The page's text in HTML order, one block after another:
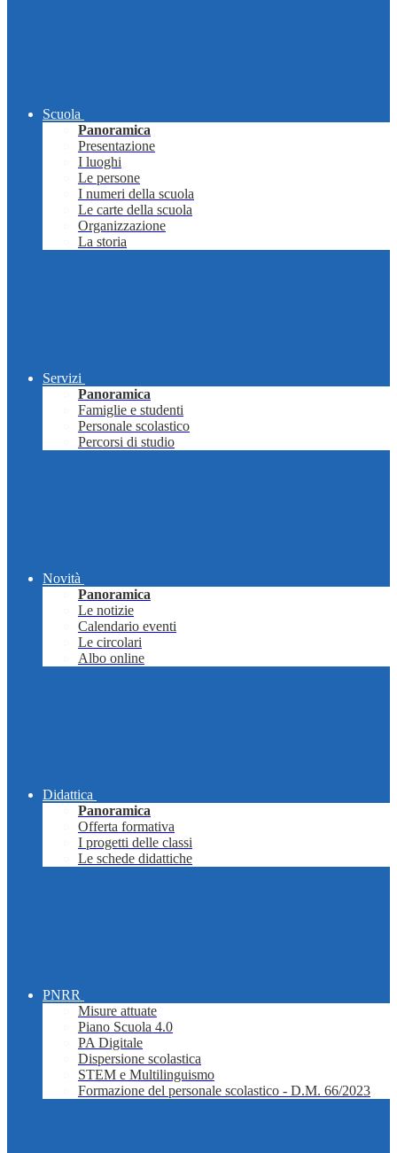
Scuola
Panoramica
Presentazione
I luoghi
Le persone
I numeri della scuola
Le carte della scuola
Organizzazione
La storia
Servizi
Panoramica
Famiglie e studenti
Personale scolastico
Percorsi di studio
Novità
Panoramica
Le notizie
Calendario eventi
Le circolari
Albo online
Didattica
Panoramica
Offerta formativa
I progetti delle classi
Le schede didattiche
PNRR
Misure attuate
Piano Scuola 4.0
PA Digitale
Dispersione scolastica
STEM e Multilinguismo
Formazione del personale scolastico - D.M. 66/2023